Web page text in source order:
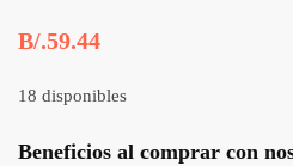
B/.59.44
18 disponibles
Beneficios al comprar con